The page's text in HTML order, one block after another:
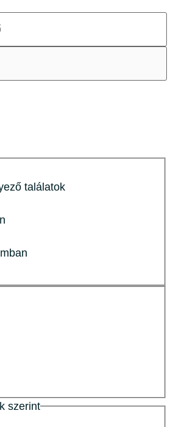
találatok
szerint